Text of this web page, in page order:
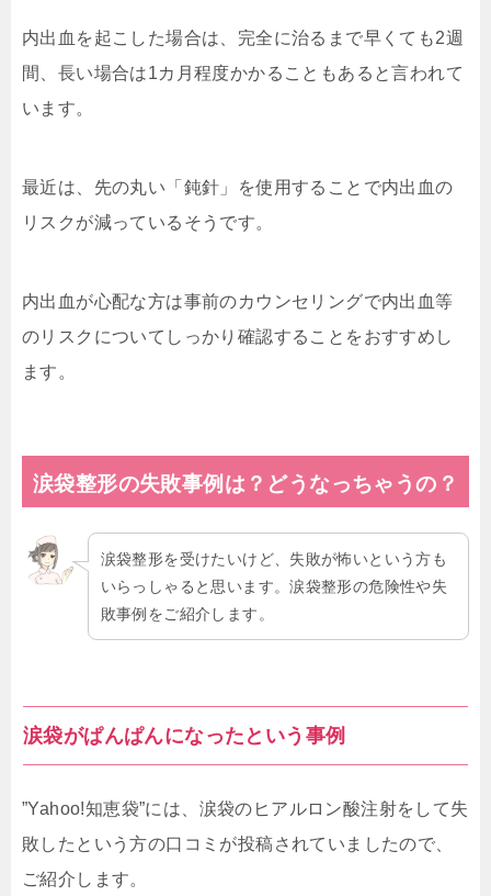
内出血を起こした場合は、完全に治るまで早くても2週
間、長い場合は1カ月程度かかることもあると言われて
います。
最近は、先の丸い「鈍針」を使用することで内出血の
リスクが減っているそうです。
内出血が心配な方は事前のカウンセリングで内出血等
のリスクについてしっかり確認することをおすすめし
ます。
涙袋整形の失敗事例は？どうなっちゃうの？
涙袋整形を受けたいけど、失敗が怖いという方も
いらっしゃると思います。涙袋整形の危険性や失
敗事例をご紹介します。
涙袋がぱんぱんになったという事例
”Yahoo!知恵袋”には、涙袋のヒアルロン酸注射をして失
敗したという方の口コミが投稿されていましたので、
ご紹介します。